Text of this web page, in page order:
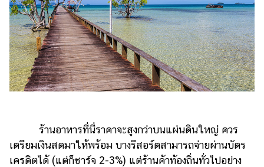
ร้านอาหารที่นี่ราคาจะสูงกว่าบนแผ่นดินใหญ่ ควร
เตรียมเงินสดมาให้พร้อม บางรีสอร์ตสามารถจ่ายผ่านบัตร
เครดิตได้ (แต่ก็ชาร์จ 2-3%) แต่ร้านค้าท้องถิ่นทั่วไปอย่าง